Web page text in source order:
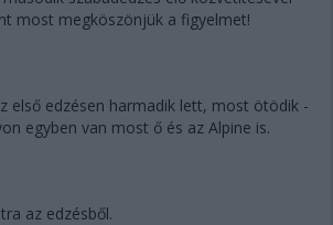
most megköszönjük a figyelmet!
első edzésen harmadik lett, most ötödik -
egyben van most ő és az Alpine is.
az edzésből.